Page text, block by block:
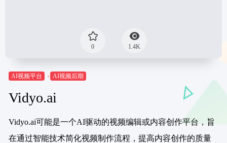
0 1.4K
AI视频平台 AI视频后期
Vidyo.ai
Vidyo.ai可能是一个AI驱动的视频编辑或内容创作平台，旨
在通过智能技术简化视频制作流程，提高内容创作的质量